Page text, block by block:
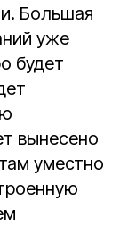
Большая
уже
будет
вынесено
уместно